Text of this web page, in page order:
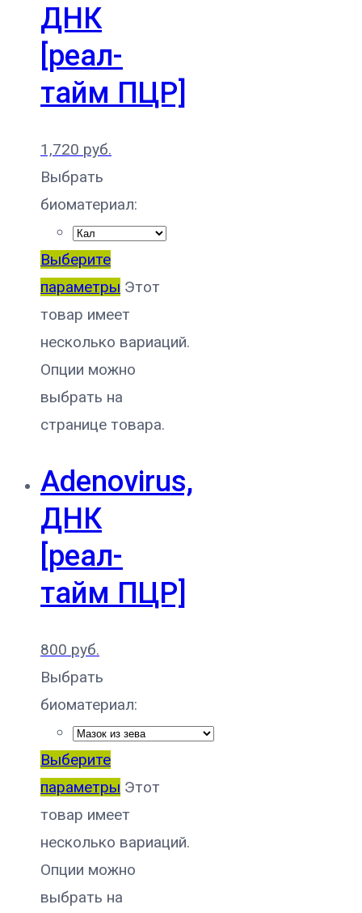
ДНК
[реал-
тайм ПЦР]
1,720 руб.
Выбрать
биоматериал:
Выберите
параметры Этот
товар имеет
несколько вариаций.
Опции можно
выбрать на
странице товара.
Adenovirus,
ДНК
[реал-
тайм ПЦР]
800 руб.
Выбрать
биоматериал:
Выберите
параметры Этот
товар имеет
несколько вариаций.
Опции можно
выбрать на